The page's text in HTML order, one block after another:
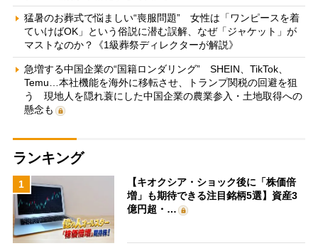
猛暑のお葬式で悩ましい“喪服問題” 女性は「ワンピースを着
ていけばOK」という俗説に潜む誤解、なぜ「ジャケット」が
マストなのか？《1級葬祭ディレクターが解説》
急増する中国企業の“国籍ロンダリング” SHEIN、TikTok、
Temu…本社機能を海外に移転させ、トランプ関税の回避を狙
う 現地人を隠れ蓑にした中国企業の農業参入・土地取得への
懸念も
ランキング
1
【キオクシア・ショック後に「株価倍
増」も期待できる注目銘柄5選】資産3
億円超・…